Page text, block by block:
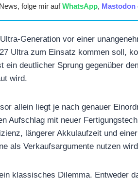
folge mir aufWhatsApp, Mastodon
Generation vor einer
Ultra zum Einsatz kommen soll,
ein deutlicher Sprung gegenüber
wird.
allein liegt je nach genauer
Aufschlag mit neuer
längerer Akkulaufzeit und
als Verkaufsargumente nutzen
klassisches Dilemma. Entweder